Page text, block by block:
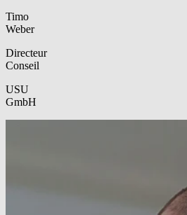
Timo
Weber
Directeur
Conseil
USU
GmbH